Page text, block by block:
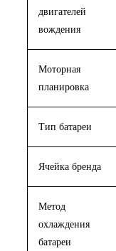
двигателей
вождения
Моторная
планировка
Тип батареи
Ячейка бренда
Метод
охлаждения
батареи